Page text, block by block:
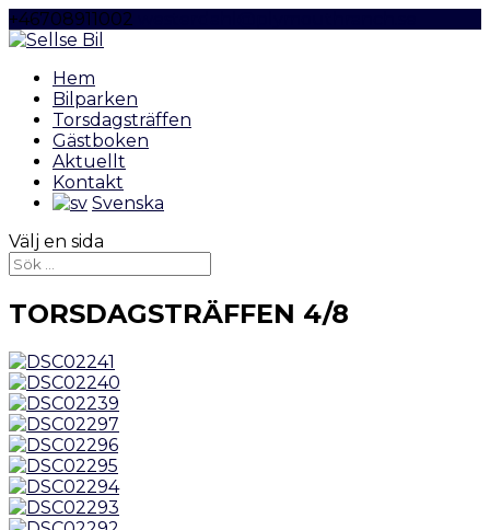
+46708911002
Hem
Bilparken
Torsdagsträffen
Gästboken
Aktuellt
Kontakt
Svenska
Välj en sida
TORSDAGSTRÄFFEN 4/8